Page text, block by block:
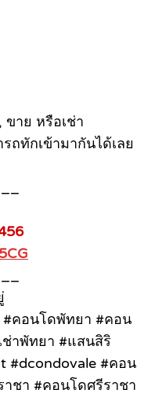
าย หรือเช่า
ถทักเข้ามากันได้เลย
#คอนโดพัทยา #คอน
าพัทยา #แสนสิริ
#dcondovale #คอน
ชา #คอนโดศรีราชา